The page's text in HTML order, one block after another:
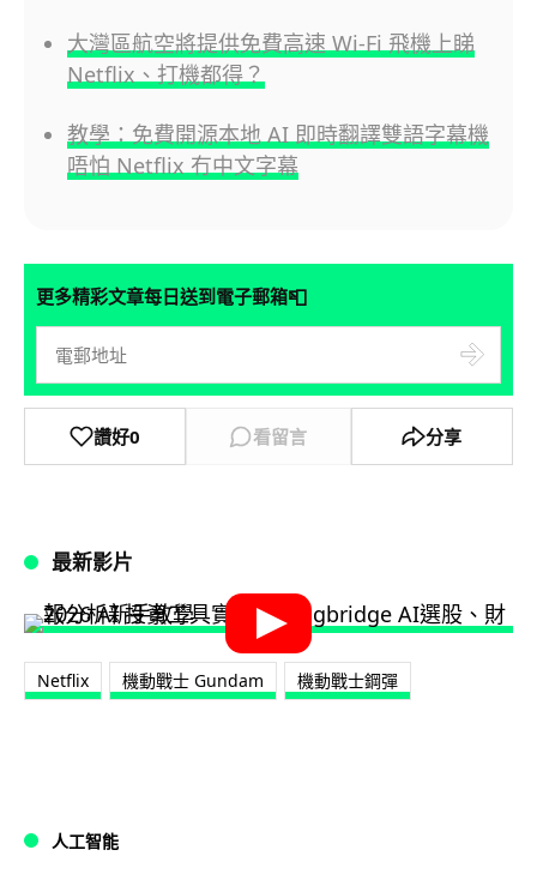
大灣區航空將提供免費高速 Wi-Fi 飛機上睇
Netflix、打機都得？
教學：免費開源本地 AI 即時翻譯雙語字幕機
唔怕 Netflix 冇中文字幕
更多精彩文章每日送到電子郵箱📮
讚好0 看留言 分享
最新影片
Netflix 機動戰士 Gundam 機動戰士鋼彈
人工智能